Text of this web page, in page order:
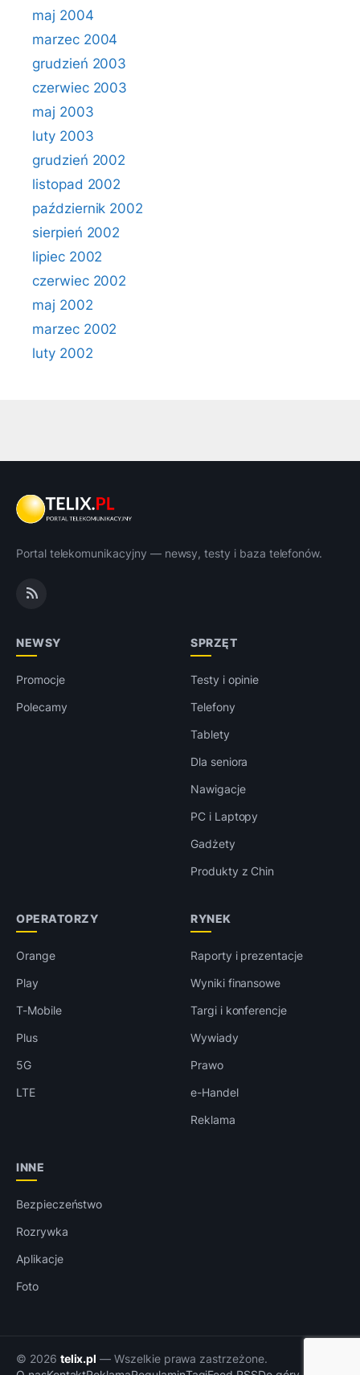
maj 2004
marzec 2004
grudzień 2003
czerwiec 2003
maj 2003
luty 2003
grudzień 2002
listopad 2002
październik 2002
sierpień 2002
lipiec 2002
czerwiec 2002
maj 2002
marzec 2002
luty 2002
Portal telekomunikacyjny — newsy, testy i baza telefonów.
NEWSY
Promocje
Polecamy
SPRZĘT
Testy i opinie
Telefony
Tablety
Dla seniora
Nawigacje
PC i Laptopy
Gadżety
Produkty z Chin
OPERATORZY
Orange
Play
T-Mobile
Plus
5G
LTE
RYNEK
Raporty i prezentacje
Wyniki finansowe
Targi i konferencje
Wywiady
Prawo
e-Handel
Reklama
INNE
Bezpieczeństwo
Rozrywka
Aplikacje
Foto
© 2026 telix.pl — Wszelkie prawa zastrzeżone.